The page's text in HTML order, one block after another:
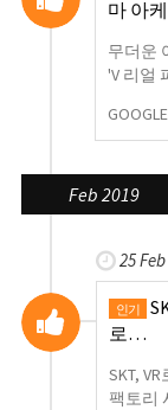
마 아
무더운
'V 리얼
Feb 2019
25
인기
로…
SKT,
팩토리